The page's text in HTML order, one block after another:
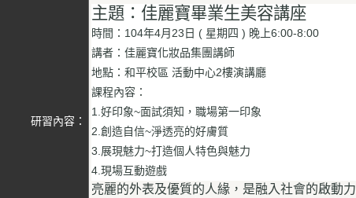
研習內容：
主題：佳麗寶畢業生美容講座
時間：104年4月23日 ( 星期四 ) 晚上6:00-8:00
講者：佳麗寶化妝品集團講師
地點：和平校區 活動中心2樓演講廳
課程內容：
1.好印象~面試須知，職場第一印象
2.創造自信~淨透亮的好膚質
3.展現魅力~打造個人特色與魅力
4.現場互動遊戲
亮麗的外表及優質的人緣，是融入社會的啟動力